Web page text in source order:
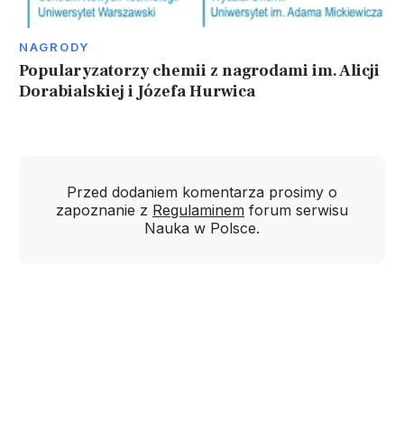
NAGRODY
Popularyzatorzy chemii z nagrodami im. Alicji
Dorabialskiej i Józefa Hurwica
Przed dodaniem komentarza prosimy o
zapoznanie z Regulaminem forum serwisu
Nauka w Polsce.